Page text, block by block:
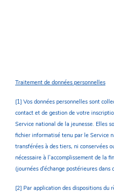
Traitement de données personnelles
[1] Vos données personnelles sont
contact et de gestion de votre
Service national de la jeunesse. Elles
fichier informatisé tenu par le Service
transférées à des tiers, ni conservées
nécessaire à l’accomplissement de la
(journées d'échange postérieures dans
[2] Par application des dispositions du